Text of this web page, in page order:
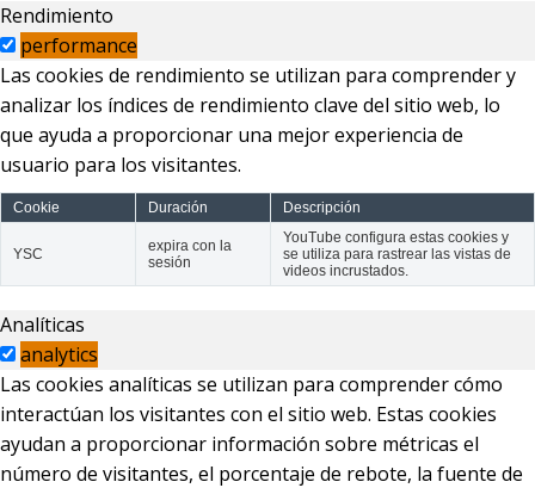
Rendimiento
performance
Las cookies de rendimiento se utilizan para comprender y
analizar los índices de rendimiento clave del sitio web, lo
que ayuda a proporcionar una mejor experiencia de
usuario para los visitantes.
Cookie Duración Descripción
YSC
expira con la
sesión
YouTube configura estas cookies y
se utiliza para rastrear las vistas de
videos incrustados.
Analíticas
analytics
Las cookies analíticas se utilizan para comprender cómo
interactúan los visitantes con el sitio web. Estas cookies
ayudan a proporcionar información sobre métricas el
número de visitantes, el porcentaje de rebote, la fuente de